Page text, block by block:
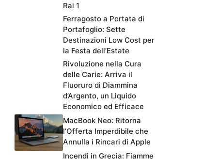
Rai 1
Ferragosto a Portata di
Portafoglio: Sette
Destinazioni Low Cost per
la Festa dell’Estate
Rivoluzione nella Cura
delle Carie: Arriva il
Fluoruro di Diammina
d’Argento, un Liquido
Economico ed Efficace
MacBook Neo: Ritorna
l’Offerta Imperdibile che
Annulla i Rincari di Apple
Incendi in Grecia: Fiamme